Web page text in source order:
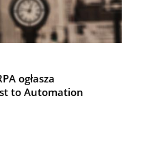
ogłasza
to Automation